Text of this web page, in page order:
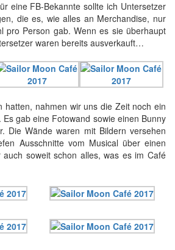
eine FB-Bekannte sollte ich Untersetzer
die es, wie alles an Merchandise, nur
pro Person gab. Wenn es sie überhaupt
waren bereits ausverkauft…
hatten, nahmen wir uns die Zeit noch ein
gab eine Fotowand sowie einen Bunny
Die Wände waren mit Bildern versehen
Ausschnitte vom Musical über einen
auch soweit schon alles, was es im Café